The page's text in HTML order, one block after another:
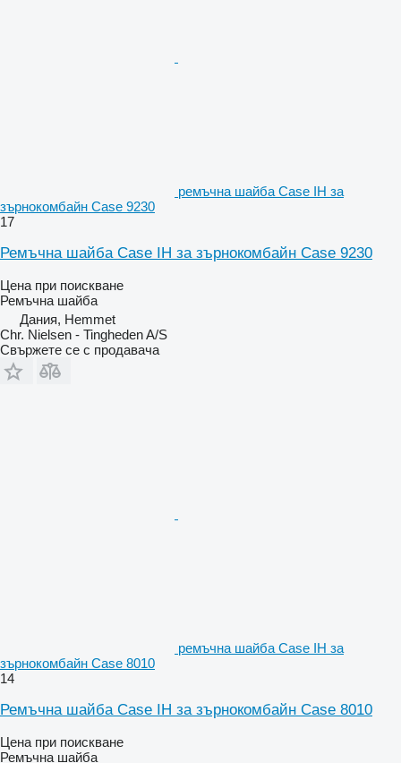
ремъчна шайба Case IH за
зърнокомбайн Case 9230
17
Ремъчна шайба Case IH за зърнокомбайн Case 9230
Цена при поискване
Ремъчна шайба
Дания, Hemmet
Chr. Nielsen - Tingheden A/S
Свържете се с продавача
ремъчна шайба Case IH за
зърнокомбайн Case 8010
14
Ремъчна шайба Case IH за зърнокомбайн Case 8010
Цена при поискване
Ремъчна шайба